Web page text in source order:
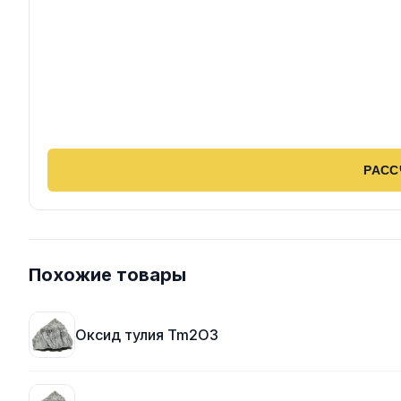
Похожие товары
Оксид тулия Tm2O3